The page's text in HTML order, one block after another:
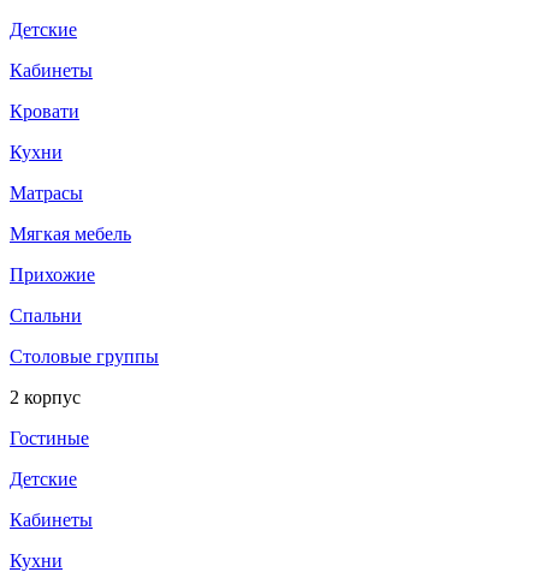
Детские
Кабинеты
Кровати
Кухни
Матрасы
Мягкая мебель
Прихожие
Спальни
Столовые группы
2 корпус
Гостиные
Детские
Кабинеты
Кухни